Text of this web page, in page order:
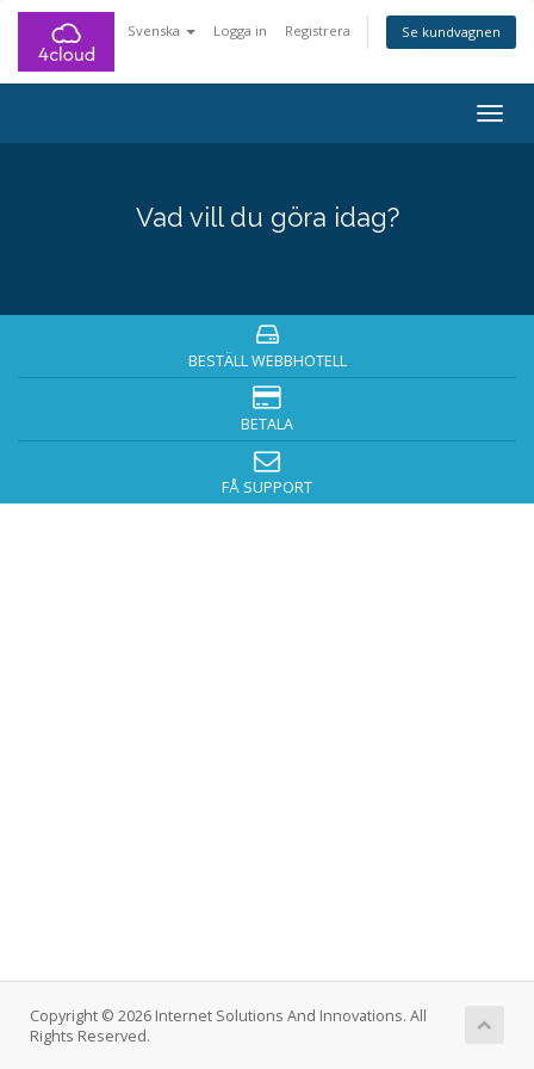
Svenska Logga in Registrera Se kundvagnen
Vad vill du göra idag?
BESTÄLL WEBBHOTELL
BETALA
FÅ SUPPORT
Copyright © 2026 Internet Solutions And Innovations. All
Rights Reserved.